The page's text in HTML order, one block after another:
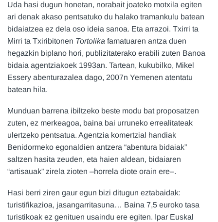
Uda hasi dugun honetan, norabait joateko motxila egiten
ari denak akaso pentsatuko du halako tramankulu batean
bidaiatzea ez dela oso ideia sanoa. Eta arrazoi. Txirri ta
Mirri ta Txiribitonen Tortolika famatuaren antza duen
hegazkin biplano hori, publizitaterako erabili zuten Banoa
bidaia agentziakoek 1993an. Tartean, kukubilko, Mikel
Essery abenturazalea dago, 2007n Yemenen atentatu
batean hila.
Munduan barrena ibiltzeko beste modu bat proposatzen
zuten, ez merkeagoa, baina bai urruneko errealitateak
ulertzeko pentsatua. Agentzia komertzial handiak
Benidormeko egonaldien antzera “abentura bidaiak”
saltzen hasita zeuden, eta haien aldean, bidaiaren
“artisauak” zirela zioten –horrela diote orain ere–.
Hasi berri ziren gaur egun bizi ditugun eztabaidak:
turistifikazioa, jasangarritasuna… Baina 7,5 euroko tasa
turistikoak ez genituen usaindu ere egiten. Ipar Euskal